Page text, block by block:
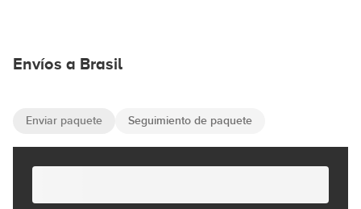
Envíos a Brasil
Enviar paquete Seguimiento de paquete